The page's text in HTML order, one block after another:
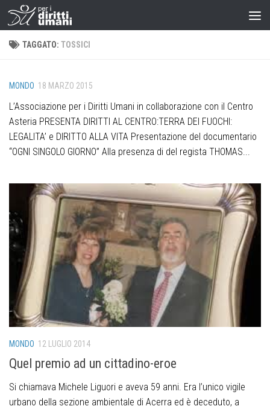
TAGGATO: TOSSICI
MONDO 18 MARZO 2015
L’Associazione per i Diritti Umani in collaborazione con il Centro
Asteria PRESENTA DIRITTI AL CENTRO:TERRA DEI FUOCHI:
LEGALITA’ e DIRITTO ALLA VITA Presentazione del documentario
“OGNI SINGOLO GIORNO” Alla presenza di del regista THOMAS...
MONDO 12 LUGLIO 2014
Quel premio ad un cittadino-eroe
Si chiamava Michele Liguori e aveva 59 anni. Era l’unico vigile
urbano della sezione ambientale di Acerra ed è deceduto, a